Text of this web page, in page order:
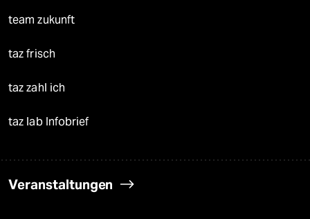
team zukunft
taz frisch
taz zahl ich
taz lab Infobrief
Veranstaltungen